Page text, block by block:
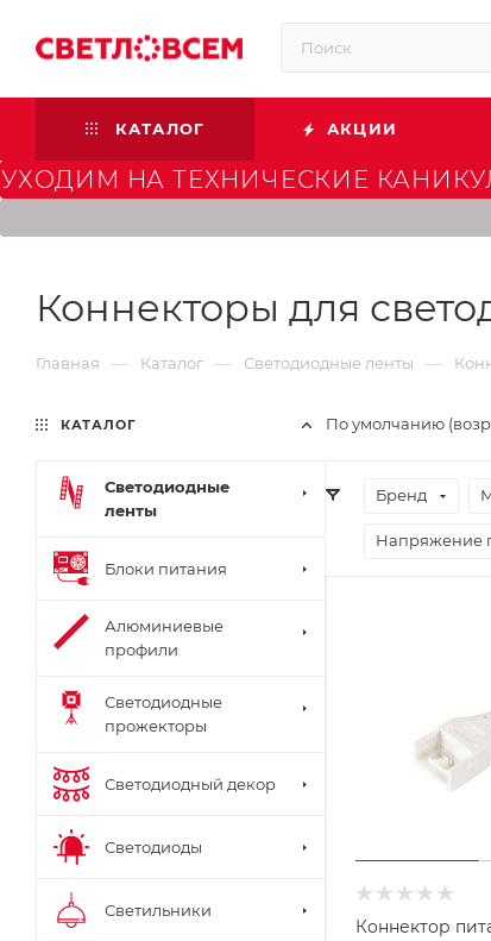
КАТАЛОГ АКЦИИ
УХОДИМ НА ТЕХНИЧЕСКИЕ
Коннекторы для
Главная — Каталог — Светодиодные ленты —
По умолчанию
Бренд
Напряжение
Коннектор
КАТАЛОГ
Светодиодные
ленты
Блоки питания
Алюминиевые
профили
Светодиодные
прожекторы
Светодиодный декор
Светодиоды
Светильники